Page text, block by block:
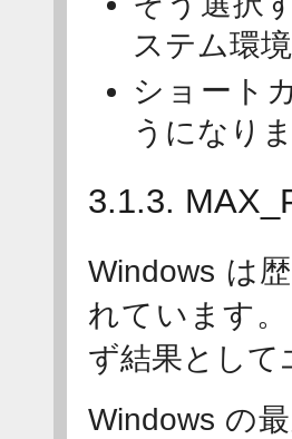
ステム環
ショート
うになり
3.1.3.
Windows は
れています
ず結果とし
Windows の